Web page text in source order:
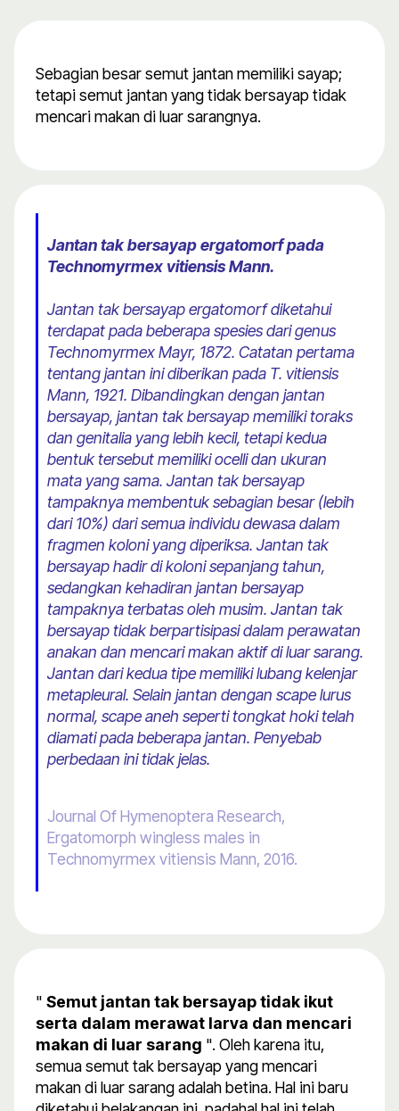
Sebagian besar semut jantan memiliki sayap;
tetapi semut jantan yang tidak bersayap tidak
mencari makan di luar sarangnya.
Jantan tak bersayap ergatomorf pada
Technomyrmex vitiensis Mann.
Jantan tak bersayap ergatomorf diketahui
terdapat pada beberapa spesies dari genus
Technomyrmex Mayr, 1872. Catatan pertama
tentang jantan ini diberikan pada T. vitiensis
Mann, 1921. Dibandingkan dengan jantan
bersayap, jantan tak bersayap memiliki toraks
dan genitalia yang lebih kecil, tetapi kedua
bentuk tersebut memiliki ocelli dan ukuran
mata yang sama. Jantan tak bersayap
tampaknya membentuk sebagian besar (lebih
dari 10%) dari semua individu dewasa dalam
fragmen koloni yang diperiksa. Jantan tak
bersayap hadir di koloni sepanjang tahun,
sedangkan kehadiran jantan bersayap
tampaknya terbatas oleh musim. Jantan tak
bersayap tidak berpartisipasi dalam perawatan
anakan dan mencari makan aktif di luar sarang.
Jantan dari kedua tipe memiliki lubang kelenjar
metapleural. Selain jantan dengan scape lurus
normal, scape aneh seperti tongkat hoki telah
diamati pada beberapa jantan. Penyebab
perbedaan ini tidak jelas.
Journal Of Hymenoptera Research,
Ergatomorph wingless males in
Technomyrmex vitiensis Mann, 2016.
" Semut jantan tak bersayap tidak ikut
serta dalam merawat larva dan mencari
makan di luar sarang ". Oleh karena itu,
semua semut tak bersayap yang mencari
makan di luar sarang adalah betina. Hal ini baru